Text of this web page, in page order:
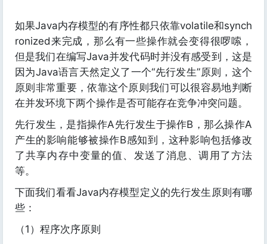
如果Java内存模型的有序性都只依靠volatile和synch
ronized来完成，那么有一些操作就会变得很啰嗦，
但是我们在编写Java并发代码时并没有感受到，这是
因为Java语言天然定义了一个“先行发生”原则，这个
原则非常重要，依靠这个原则我们可以很容易地判断
在并发环境下两个操作是否可能存在竞争冲突问题。
先行发生，是指操作A先行发生于操作B，那么操作A
产生的影响能够被操作B感知到，这种影响包括修改
了共享内存中变量的值、发送了消息、调用了方法
等。
下面我们看看Java内存模型定义的先行发生原则有哪
些：
（1）程序次序原则